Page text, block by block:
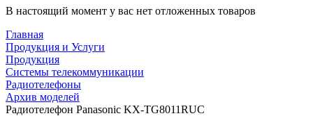
В настоящий момент у вас нет отложенных товаров
Главная
Продукция и Услуги
Продукция
Системы телекоммуникации
Радиотелефоны
Архив моделей
Радиотелефон Panasonic KX-TG8011RUC